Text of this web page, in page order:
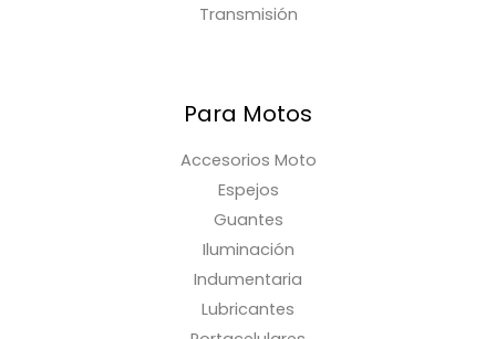
Transmisión
Para Motos
Accesorios Moto
Espejos
Guantes
Iluminación
Indumentaria
Lubricantes